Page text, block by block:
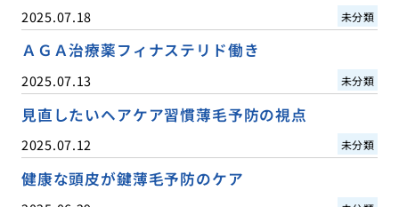
2025.07.18 未分類
ＡＧＡ治療薬フィナステリド働き
2025.07.13 未分類
見直したいヘアケア習慣薄毛予防の視点
2025.07.12 未分類
健康な頭皮が鍵薄毛予防のケア